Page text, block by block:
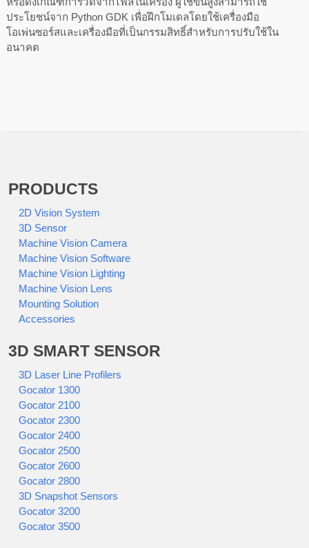
ประโยชน์จาก Python GDK เพื่อฝึกโมเดลโดยใช้เครื่องมือ
โอเพ่นซอร์สและเครื่องมือที่เป็นกรรมสิทธิ์สำหรับการปรับใช้ใน
อนาคต
PRODUCTS
2D Vision System
3D Sensor
Machine Vision Camera
Machine Vision Software
Machine Vision Lighting
Machine Vision Lens
Mounting Solution
Accessories
3D SMART SENSOR
3D Laser Line Profilers
Gocator 1300
Gocator 2100
Gocator 2300
Gocator 2400
Gocator 2500
Gocator 2600
Gocator 2800
3D Snapshot Sensors
Gocator 3200
Gocator 3500